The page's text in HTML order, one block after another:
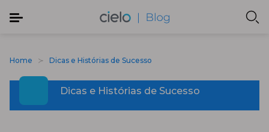
Home Dicas e Histórias de Sucesso
Dicas e Histórias de Sucesso